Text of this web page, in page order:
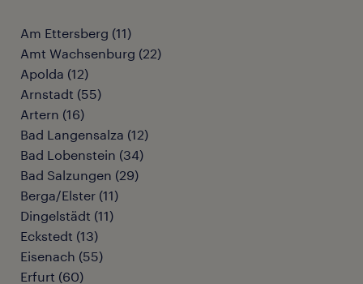
Am Ettersberg (11)
Amt Wachsenburg (22)
Apolda (12)
Arnstadt (55)
Artern (16)
Bad Langensalza (12)
Bad Lobenstein (34)
Bad Salzungen (29)
Berga/Elster (11)
Dingelstädt (11)
Eckstedt (13)
Eisenach (55)
Erfurt (60)